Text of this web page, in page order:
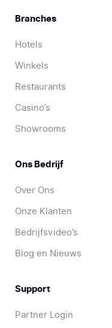
Branches
Hotels
Winkels
Restaurants
Casino’s
Showrooms
Ons Bedrijf
Over Ons
Onze Klanten
Bedrijfsvideo’s
Blog en Nieuws
Support
Partner Login